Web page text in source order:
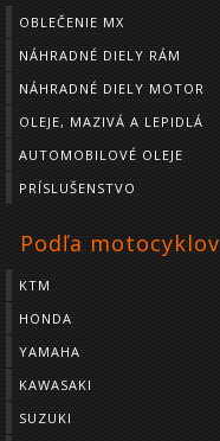
OBLEČENIE MX
NÁHRADNÉ DIELY RÁM
NÁHRADNÉ DIELY MOTOR
OLEJE, MAZIVÁ A LEPIDLÁ
AUTOMOBILOVÉ OLEJE
PRÍSLUŠENSTVO
Podľa motocyklov
KTM
HONDA
YAMAHA
KAWASAKI
SUZUKI